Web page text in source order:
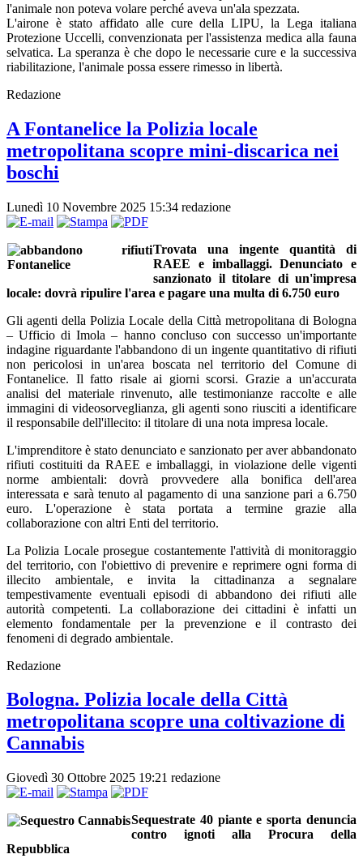
l'animale non poteva volare perché aveva un'ala spezzata.
L'airone è stato affidato alle cure della LIPU, la Lega italiana
Protezione Uccelli, convenzionata per l'assistenza medica alla fauna
selvatica. La speranza è che dopo le necessarie cure e la successiva
riabilitazione, l'animale possa essere rimesso in libertà.
Redazione
A Fontanelice la Polizia locale
metropolitana scopre mini-discarica nei
boschi
Lunedì 10 Novembre 2025 15:34 redazione
Trovata una ingente quantità di
RAEE e imballaggi. Denunciato e
sanzionato il titolare di un'impresa
locale: dovrà ripulire l'area e pagare una multa di 6.750 euro
Gli agenti della Polizia Locale della Città metropolitana di Bologna
– Ufficio di Imola – hanno concluso con successo un'importante
indagine riguardante l'abbandono di un ingente quantitativo di rifiuti
non pericolosi in un'area boscata nel territorio del Comune di
Fontanelice. Il fatto risale ai giorni scorsi. Grazie a un'accurata
analisi del materiale rinvenuto, alle testimonianze raccolte e alle
immagini di videosorveglianza, gli agenti sono riusciti a identificare
il responsabile dell'illecito: il titolare di una nota impresa locale.
L'imprenditore è stato denunciato e sanzionato per aver abbandonato
rifiuti costituiti da RAEE e imballaggi, in violazione delle vigenti
norme ambientali: dovrà provvedere alla bonifica dell'area
interessata e sarà tenuto al pagamento di una sanzione pari a 6.750
euro. L'operazione è stata portata a termine grazie alla
collaborazione con altri Enti del territorio.
La Polizia Locale prosegue costantemente l'attività di monitoraggio
del territorio, con l'obiettivo di prevenire e reprimere ogni forma di
illecito ambientale, e invita la cittadinanza a segnalare
tempestivamente eventuali episodi di abbandono dei rifiuti alle
autorità competenti. La collaborazione dei cittadini è infatti un
elemento fondamentale per la prevenzione e il contrasto dei
fenomeni di degrado ambientale.
Redazione
Bologna. Polizia locale della Città
metropolitana scopre una coltivazione di
Cannabis
Giovedì 30 Ottobre 2025 19:21 redazione
Sequestrate 40 piante e sporta denuncia
contro ignoti alla Procura della
Repubblica